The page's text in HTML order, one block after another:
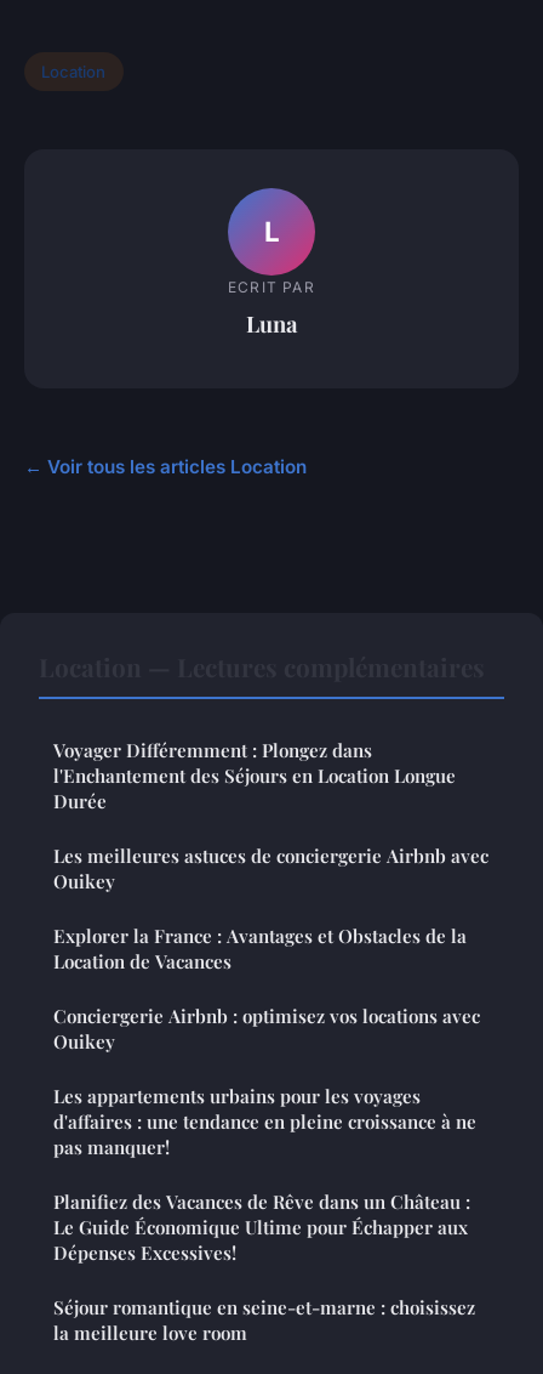
Location
L
ECRIT PAR
Luna
← Voir tous les articles Location
Voyager Différemment : Plongez dans
l'Enchantement des Séjours en Location Longue
Durée
Les meilleures astuces de conciergerie Airbnb avec
Ouikey
Explorer la France : Avantages et Obstacles de la
Location de Vacances
Conciergerie Airbnb : optimisez vos locations avec
Ouikey
Les appartements urbains pour les voyages
d'affaires : une tendance en pleine croissance à ne
pas manquer!
Planifiez des Vacances de Rêve dans un Château :
Le Guide Économique Ultime pour Échapper aux
Dépenses Excessives!
Séjour romantique en seine-et-marne : choisissez
la meilleure love room